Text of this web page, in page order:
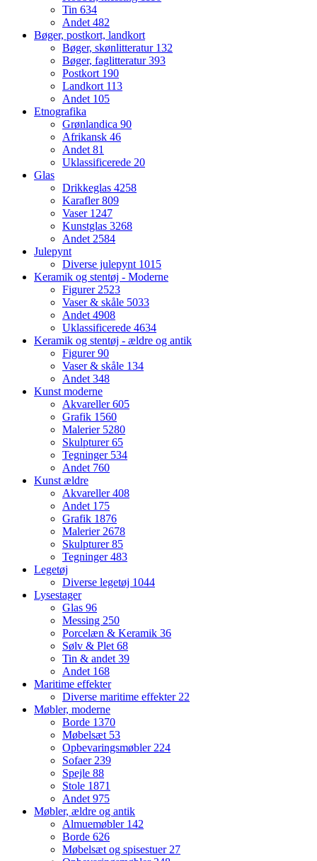
Tin 634
Andet482
Bøger, postkort, landkort
Bøger, skønlitteratur 132
Bøger, faglitteratur393
Postkort 190
Landkort 113
Andet 105
Etnografika
Grønlandica 90
Afrikansk 46
Andet81
Uklassificerede 20
Glas
Drikkeglas 4258
Karafler809
Vaser 1247
Kunstglas 3268
Andet2584
Julepynt
Diverse julepynt 1015
Keramik og stentøj - Moderne
Figurer2523
Vaser & skåle 5033
Andet4908
Uklassificerede 4634
Keramik og stentøj - ældre og antik
Figurer90
Vaser & skåle 134
Andet348
Kunst moderne
Akvareller605
Grafik 1560
Malerier 5280
Skulpturer65
Tegninger 534
Andet 760
Kunst ældre
Akvareller408
Andet 175
Grafik 1876
Malerier2678
Skulpturer85
Tegninger483
Legetøj
Diverse legetøj 1044
Lysestager
Glas 96
Messing 250
Porcelæn & Keramik 36
Sølv & Plet68
Tin & andet39
Andet 168
Maritime effekter
Diverse maritime effekter22
Møbler, moderne
Borde 1370
Møbelsæt 53
Opbevaringsmøbler224
Sofaer239
Spejle 88
Stole 1871
Andet975
Møbler, ældre og antik
Almuemøbler 142
Borde 626
Møbelsæt og spisestuer27